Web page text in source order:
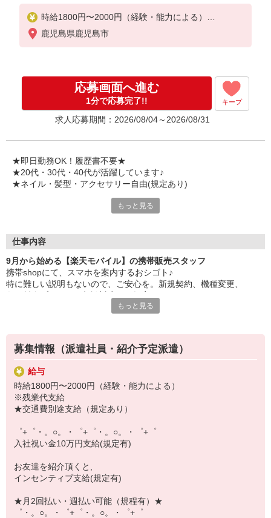
時給1800円〜2000円（経験・能力による）
※残業代支給
★交通費別途支給（規定あり）
入社祝い金10万円支給(規定有)
お友達を紹介頂くと,
インセンティブ支給(規定有)
゜・。○。・゜+゜・。○。・゜+゜
鹿児島県鹿児島市
応募画面へ進む
1分で応募完了!! キープ
求人応募期間：2026/08/04～2026/08/31
★即日勤務OK！履歴書不要★
★20代・30代・40代が活躍しています♪
★ネイル・髪型・アクセサリー自由(規定あり)
でも心配ご無用！
お互いに教え合ったり、フォローしあったりする
和気あいあいとした人間関係がある店舗ばかり！
皆で一緒にステップアップしましょう♪
【選べるお仕事いろいろ】
▼オフィスワーク
事務、経理、データ入力、コールセンター、受付
▼工場・製造・軽作業系
機械/食品製造・梱包・仕分け・加工・組立・検査
▼美容系
眉毛サロンのアイブロウ・ネイリスト・エステ
▼営業・販売
法人営業・アパレル販売・個別指導塾・人材紹介
▼人気案件も多数♪
短期・期間限定・オープニング・官公庁案件
上場/優良/大手企業など
【スマホ面接実施中】
￣￣￣￣￣￣￣￣￣
自宅に居ながらスマホでカンタン面接OK！
オンライン面談なのでスピード対応。
もっと見る
仕事内容
9月から始める【楽天モバイル】の携帯販売スタッフ
携帯shopにて、スマホを案内するおシゴト♪
特に難しい説明もないので、ご安心を。新規契約、機種変更、
満足度◎
■携帯やインターネット販売業務
docomo(ドコモ)/au(エーユー)・KDDI/softbank(ソフトバンク)など
の大手キャリアから
ワイモバイル(Y!mobille)、楽天モバイル、UQなど格安スマホまで幅
広く紹介可能♪
もっと見る
募集情報（派遣社員・紹介予定派遣）
給与
時給1800円〜2000円（経験・能力による）
※残業代支給
★交通費別途支給（規定あり）
゜+゜・。○。・゜+゜・。○。・゜+゜
入社祝い金10万円支給(規定有)
お友達を紹介頂くと,
インセンティブ支給(規定有)
★月2回払い・週払い可能（規程有）★
゜・。○。・゜+゜・。○。・゜+゜